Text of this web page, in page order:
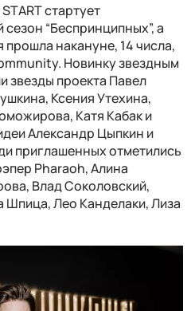
стартует
“Беспринципных”, а
прошла накануне, 14 числа,
Новинку звездным
звезды проекта Павел
Ксения Утехина,
Катя Кабак и
Александр Цыпкин и
приглашенных отметились
Pharaoh, Алина
Влад Соколовский,
Шпица, Лео Канделаки, Лиза